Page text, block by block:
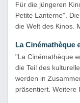
Für die jüngeren
Petite Lanterne".
die Welt des Kinos.
La Cinémathèque
"La Cinémathèque
die Teil des
werden in
präsentiert. Weitere